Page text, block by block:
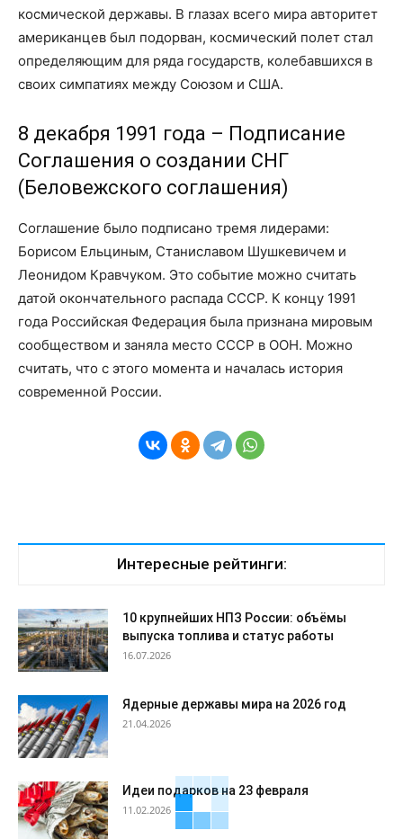
космической державы. В глазах всего мира авторитет
американцев был подорван, космический полет стал
определяющим для ряда государств, колебавшихся в
своих симпатиях между Союзом и США.
8 декабря 1991 года – Подписание
Соглашения о создании СНГ
(Беловежского соглашения)
Соглашение было подписано тремя лидерами:
Борисом Ельциным, Станиславом Шушкевичем и
Леонидом Кравчуком. Это событие можно считать
датой окончательного распада СССР. К концу 1991
года Российская Федерация была признана мировым
сообществом и заняла место СССР в ООН. Можно
считать, что с этого момента и началась история
современной России.
Интересные рейтинги:
10 крупнейших НПЗ России: объёмы
выпуска топлива и статус работы
16.07.2026
Ядерные державы мира на 2026 год
21.04.2026
Идеи подарков на 23 февраля
11.02.2026